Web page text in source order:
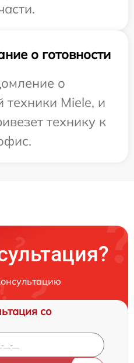
о готовности
о
техники Miele, и
технику к
со